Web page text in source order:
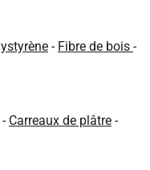
- Fibre de bois -
- Carreaux de plâtre -